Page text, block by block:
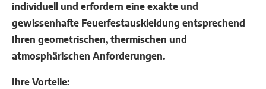
individuell und erfordern eine exakte und
gewissenhafte Feuerfestauskleidung entsprechend
Ihren geometrischen, thermischen und
atmosphärischen Anforderungen.
Ihre Vorteile: